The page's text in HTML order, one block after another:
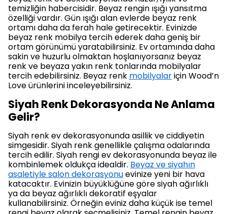
temizliğin habercisidir. Beyaz rengin ışığı yansıtma
özelliği vardır. Gün ışığı alan evlerde beyaz renk
ortamı daha da ferah hale getirecektir. Evinizde
beyaz renk mobilya tercih ederek daha geniş bir
ortam görünümü yaratabilirsiniz. Ev ortamında daha
sakin ve huzurlu olmaktan hoşlanıyorsanız beyaz
renk ve beyaza yakın renk tonlarında mobilyalar
tercih edebilirsiniz. Beyaz renk mobilyalariçin Wood’n
Love ürünlerini inceleyebilirsiniz.
Siyah Renk Dekorasyonda Ne Anlama
Gelir?
Siyah renk ev dekorasyonunda asillik ve ciddiyetin
simgesidir. Siyah renk genellikle çalışma odalarında
tercih edilir. Siyah rengi ev dekorasyonunda beyaz ile
kombinlemek oldukça idealdir. Beyaz ve siyahın
asaletiyle salon dekorasyonuevinize yeni bir hava
katacaktır. Evinizin büyüklüğüne göre siyah ağırlıklı
ya da beyaz ağırlıklı dekoratif eşyalar
kullanabilirsiniz. Örneğin eviniz daha küçük ise temel